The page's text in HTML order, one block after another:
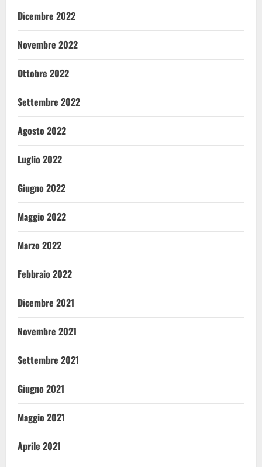
Dicembre 2022
Novembre 2022
Ottobre 2022
Settembre 2022
Agosto 2022
Luglio 2022
Giugno 2022
Maggio 2022
Marzo 2022
Febbraio 2022
Dicembre 2021
Novembre 2021
Settembre 2021
Giugno 2021
Maggio 2021
Aprile 2021